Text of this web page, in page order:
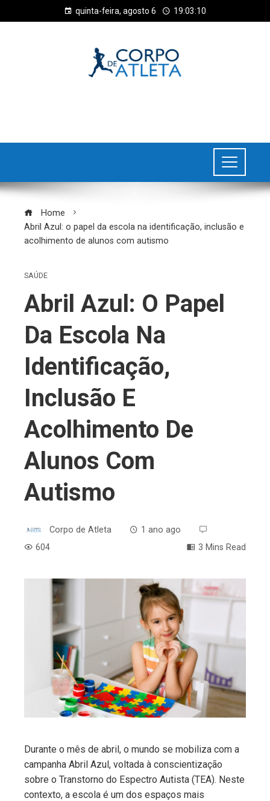
quinta-feira, agosto 6 19:03:11
Home
Abril Azul: o papel da escola na identificação, inclusão e
acolhimento de alunos com autismo
SAÚDE
Abril Azul: O Papel
Da Escola Na
Identificação,
Inclusão E
Acolhimento De
Alunos Com
Autismo
Corpo de Atleta
1 ano ago
604
3 Mins Read
Durante o mês de abril, o mundo se mobiliza com a
campanha Abril Azul, voltada à conscientização
sobre o Transtorno do Espectro Autista (TEA). Neste
contexto, a escola é um dos espaços mais